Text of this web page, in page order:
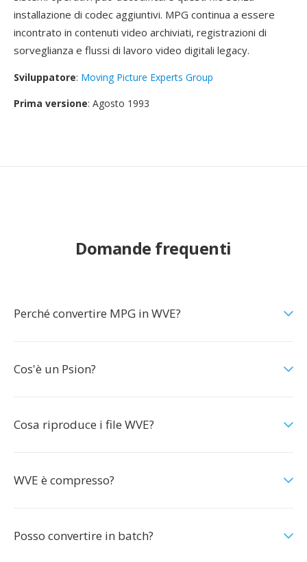
installazione di codec aggiuntivi. MPG continua a essere
incontrato in contenuti video archiviati, registrazioni di
sorveglianza e flussi di lavoro video digitali legacy.
Sviluppatore: Moving Picture Experts Group
Prima versione: Agosto 1993
Domande frequenti
Perché convertire MPG in WVE?
Cos'è un Psion?
Cosa riproduce i file WVE?
WVE è compresso?
Posso convertire in batch?